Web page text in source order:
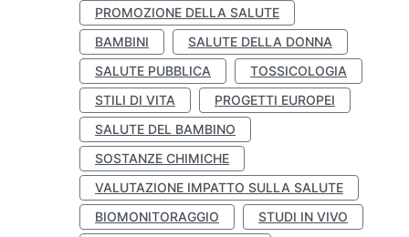
PROMOZIONE DELLA SALUTE
BAMBINI
SALUTE DELLA DONNA
SALUTE PUBBLICA
TOSSICOLOGIA
STILI DI VITA
PROGETTI EUROPEI
SALUTE DEL BAMBINO
SOSTANZE CHIMICHE
VALUTAZIONE IMPATTO SULLA SALUTE
BIOMONITORAGGIO
STUDI IN VIVO